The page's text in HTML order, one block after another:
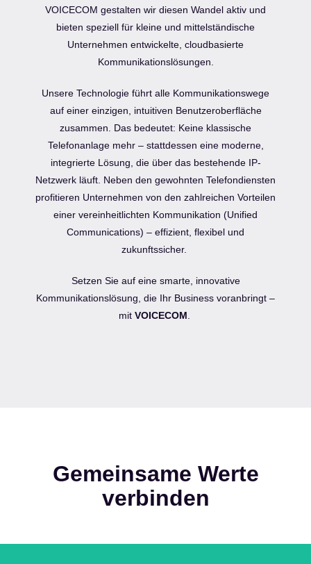
VOICECOM gestalten wir diesen Wandel aktiv und
bieten speziell für kleine und mittelständische
Unternehmen entwickelte, cloudbasierte
Kommunikationslösungen.
Unsere Technologie führt alle Kommunikationswege
auf einer einzigen, intuitiven Benutzeroberfläche
zusammen. Das bedeutet: Keine klassische
Telefonanlage mehr – stattdessen eine moderne,
integrierte Lösung, die über das bestehende IP-
Netzwerk läuft. Neben den gewohnten Telefondiensten
profitieren Unternehmen von den zahlreichen Vorteilen
einer vereinheitlichten Kommunikation (Unified
Communications) – effizient, flexibel und
zukunftssicher.
Setzen Sie auf eine smarte, innovative
Kommunikationslösung, die Ihr Business voranbringt –
mit VOICECOM
Gemeinsame Werte
verbinden